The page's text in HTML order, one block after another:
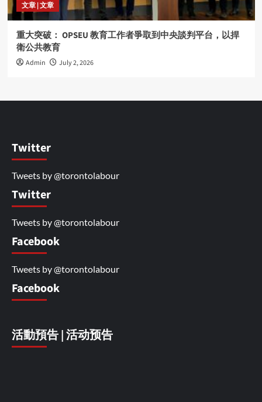
文章 | 文章
重大突破： OPSEU 教育工作者爭取到中央談判平台，以捍
衛公共教育
Admin July 2, 2026
Twitter
Tweets by @torontolabour
Twitter
Tweets by @torontolabour
Facebook
Tweets by @torontolabour
Facebook
活動預告 | 活动预告